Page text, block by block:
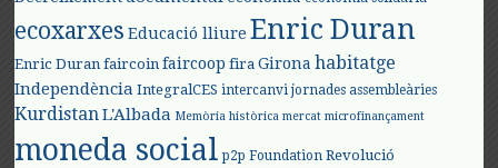
ecoxarxes Educació lliure Enric Duran
Enric Duran faircoin faircoop fira Girona habitatge
Independència IntegralCES intercanvi jornades assembleàries
KurdistanL'Albada Memòria històrica mercat microfinançament
moneda social p2p Foundation Revolució